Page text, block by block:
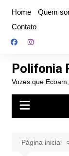
conteúdo
Home Quem
Contato
Polifonia
Vozes que
Página inicial